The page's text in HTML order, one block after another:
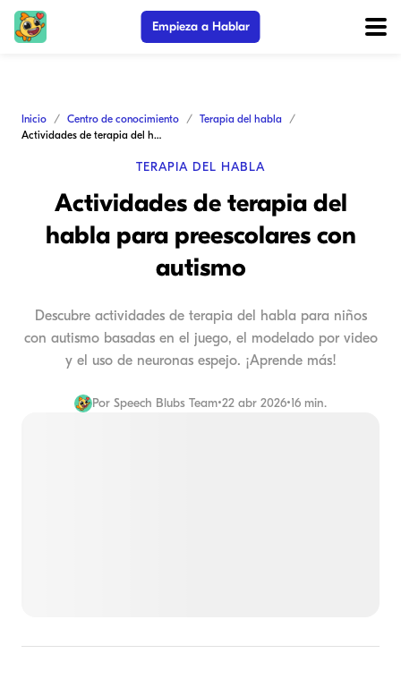
Empieza a Hablar
Inicio Centro de conocimiento
Terapia del habla
Actividades de terapia del habla para preescolares con autismo
TERAPIA DEL HABLA
Actividades de terapia del
habla para preescolares con
autismo
Descubre actividades de terapia del habla para niños
con autismo basadas en el juego, el modelado por video
y el uso de neuronas espejo. ¡Aprende más!
Por Speech Blubs Team•22 abr 2026•16 min.